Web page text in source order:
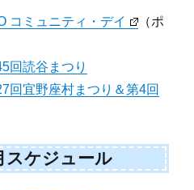
コミュニティ・デイ
（ポ
回読谷まつり
回宜野座村まつり＆第4回
スケジュール